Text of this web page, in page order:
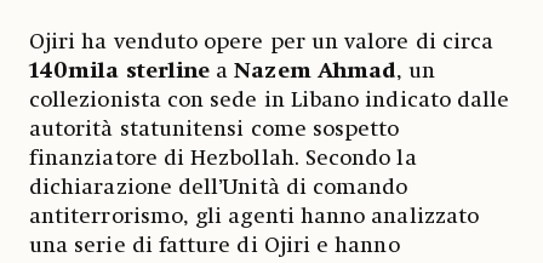
Ojiri ha venduto opere per un valore di circa
140mila sterline aNazem Ahmad, un
collezionista con sede in Libano indicato dalle
autorità statunitensi come sospetto
finanziatore di Hezbollah. Secondo la
dichiarazione dell’Unità di comando
antiterrorismo, gli agenti hanno analizzato
una serie di fatture di Ojiri e hanno